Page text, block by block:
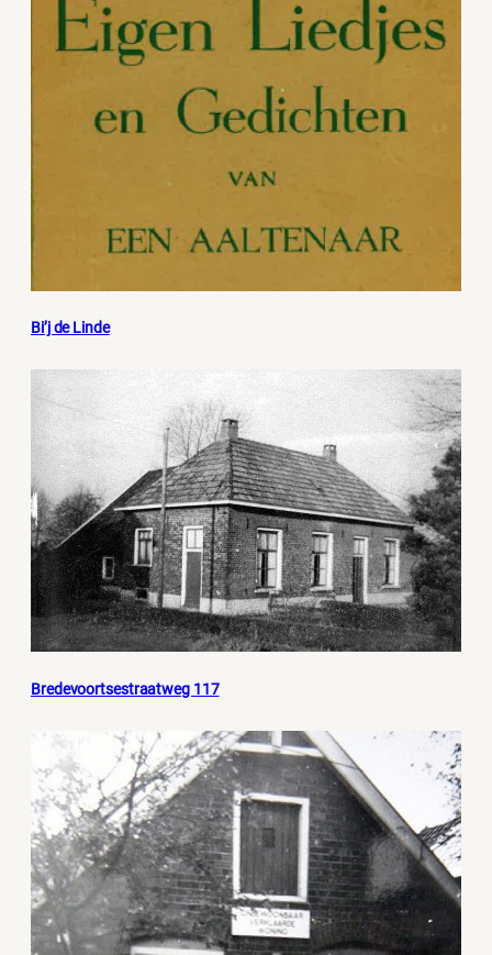
Bi’j de Linde
Bredevoortsestraatweg 117